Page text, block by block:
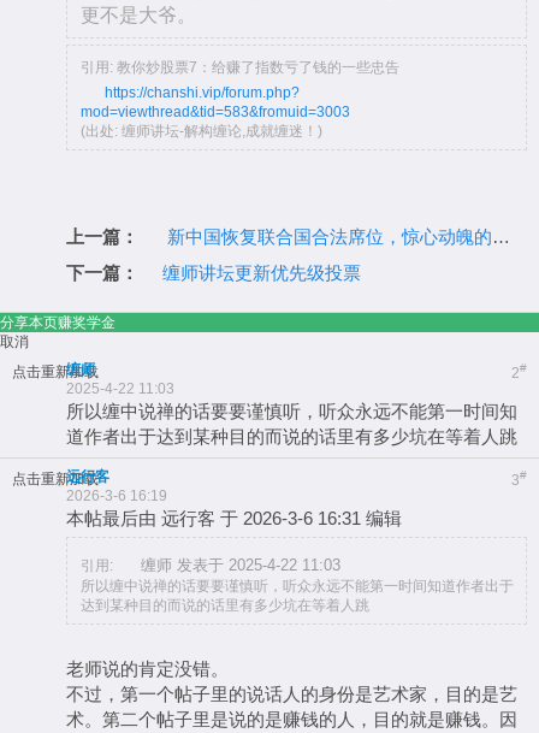
更不是大爷。
引用: 教你炒股票7：给赚了指数亏了钱的一些忠告
https://chanshi.vip/forum.php?
mod=viewthread&tid=583&fromuid=3003
(出处: 缠师讲坛-解构缠论,成就缠迷！)
上一篇：
新中国恢复联合国合法席位，惊心动魄的投票过程
下一篇：
缠师讲坛更新优先级投票
分享本页赚奖学金
取消
点击重新加载
2#
缠师
2025-4-22 11:03
所以缠中说禅的话要要谨慎听，听众永远不能第一时间知
道作者出于达到某种目的而说的话里有多少坑在等着人跳
点击重新加载 3#
远行客
2026-3-6 16:19
本帖最后由 远行客 于 2026-3-6 16:31 编辑
引用: 缠师 发表于 2025-4-22 11:03
所以缠中说禅的话要要谨慎听，听众永远不能第一时间知道作者出于
达到某种目的而说的话里有多少坑在等着人跳
老师说的肯定没错。
不过，第一个帖子里的说话人的身份是艺术家，目的是艺
术。第二个帖子里是说的是赚钱的人，目的就是赚钱。因